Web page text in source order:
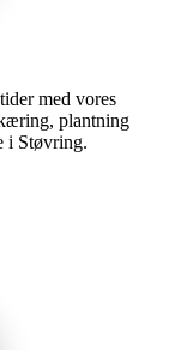
med vores
plantning
i Støvring.